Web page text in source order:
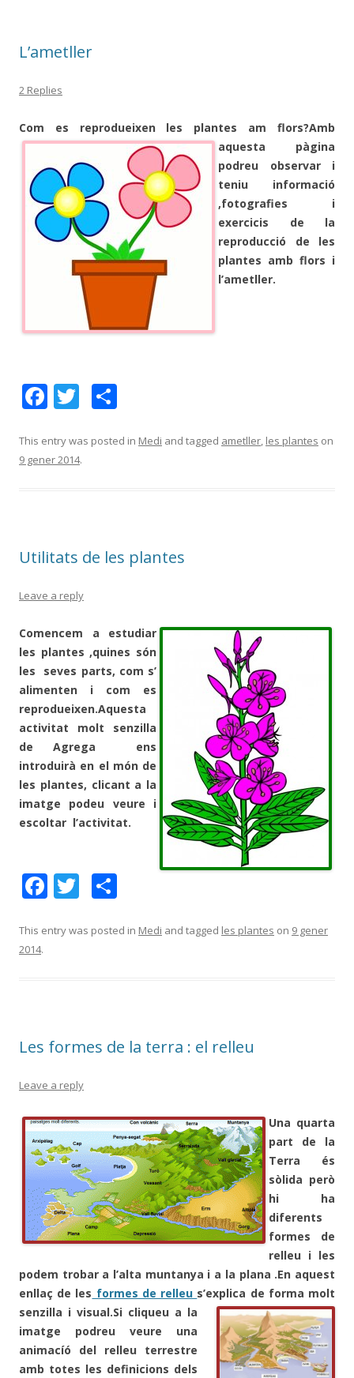
k
L’ametller
2 Replies
Com es reprodueixen les plantes am flors?Amb
aquesta pàgina
podreu observar i
teniu informació
,fotografies i
exercicis de la
reproducció de les
plantes amb flors i
l’ametller.
F
e
b
k
T
itt
er
m
ix
This entry was posted in Medi and tagged ametller, les plantes on
9 gener 2014.
Utilitats de les plantes
Leave a reply
Comencem a estudiar
les plantes ,quines són
les seves parts, com s’
alimenten i com es
reprodueixen.Aquesta
activitat molt senzilla
de Agrega ens
introduirà en el món de
les plantes, clicant a la
imatge podeu veure i
escoltar l’activitat.
F
e
k
T
itt m
ix
This entry was posted in Medi and tagged les plantes on 9 gener
2014.
Les formes de la terra : el relleu
Leave a reply
Una quarta
part de la
Terra és
sòlida però
hi ha
diferents
formes de
relleu i les
podem trobar a l’alta muntanya i a la plana .En aquest
enllaç de les formes de relleu s’explica de forma molt
senzilla i visual.Si cliqueu a la
imatge podreu veure una
animacíó del relleu terrestre
amb totes les definicions dels